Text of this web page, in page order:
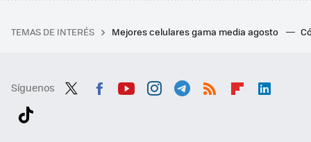
TEMAS DE INTERÉS Mejores celulares gama media agosto
Síguenos